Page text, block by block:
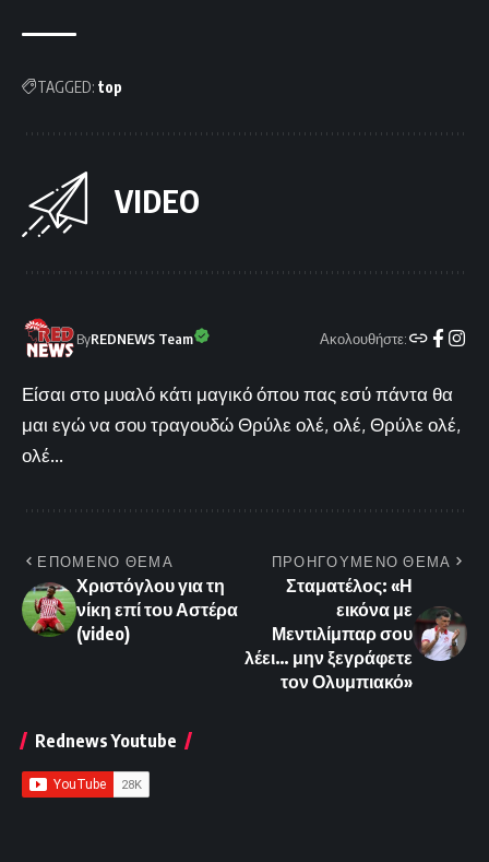
TAGGED: top
VIDEO
ByREDNEWS Team Ακολουθήστε:
Είσαι στο μυαλό κάτι μαγικό όπου πας εσύ πάντα θα
μαι εγώ να σου τραγουδώ Θρύλε ολέ, ολέ, Θρύλε ολέ,
ολέ...
ΕΠΟΜΕΝΟ ΘΕΜΑ
Χριστόγλου για τη
νίκη επί του Αστέρα
(video)
ΠΡΟΗΓΟΥΜΕΝΟ ΘΕΜΑ
Σταματέλος: «Η
εικόνα με
Μεντιλίμπαρ σου
λέει… μην ξεγράφετε
τον Ολυμπιακό»
Rednews Youtube